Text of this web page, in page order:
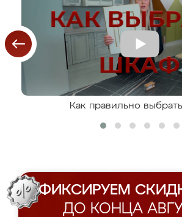
Как правильно
ФИКСИРУЕМ
ДО КОНЦА